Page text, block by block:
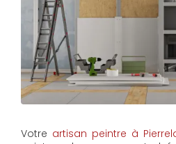
Votre artisan peintre à